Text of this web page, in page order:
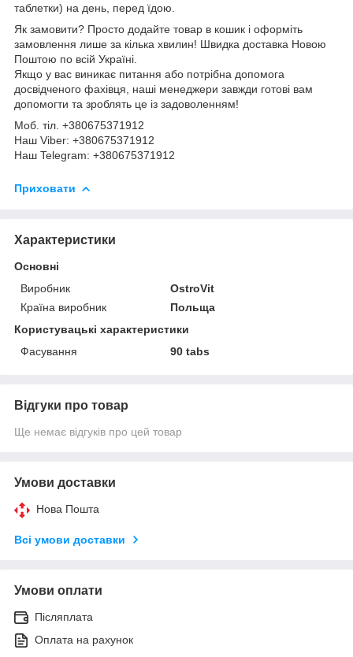
таблетки) на день, перед їдою.
Як замовити? Просто додайте товар в кошик і оформіть
замовлення лише за кілька хвилин! Швидка доставка Новою
Поштою по всій Україні.
Якщо у вас виникає питання або потрібна допомога
досвідченого фахівця, наші менеджери завжди готові вам
допомогти та зроблять це із задоволенням!
Моб. тіл. +380675371912
Наш Viber: +380675371912
Наш Telegram: +380675371912
Приховати
Характеристики
Основні
Виробник
OstroVit
Країна виробник
Польща
Користувацькі характеристики
Фасування
90 tabs
Відгуки про товар
Ще немає відгуків про цей товар
Умови доставки
Нова Пошта
Всі умови доставки
Умови оплати
Післяплата
Оплата на рахунок